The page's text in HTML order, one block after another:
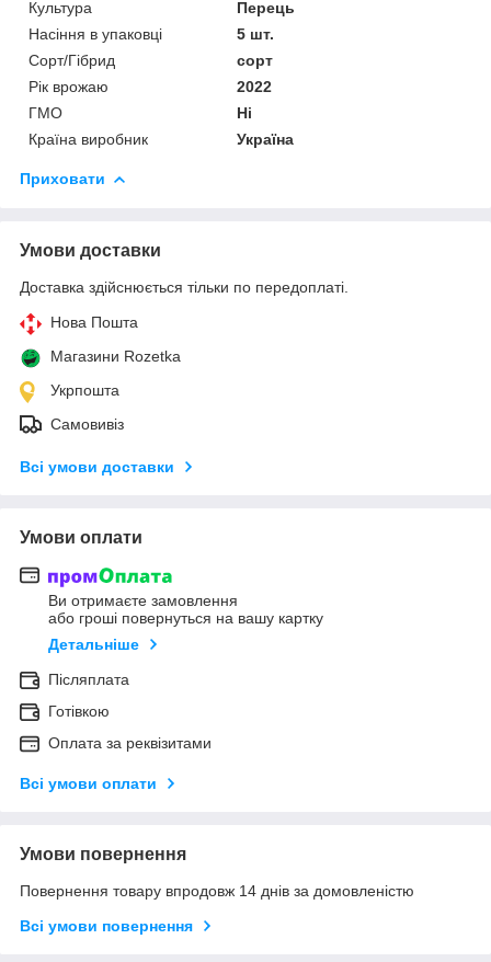
Культура
Перець
Насіння в упаковці
5 шт.
Сорт/Гібрид
сорт
Рік врожаю
2022
ГМО
Ні
Країна виробник
Україна
Приховати
Умови доставки
Доставка здійснюється тільки по передоплаті.
Нова Пошта
Магазини Rozetka
Укрпошта
Самовивіз
Всі умови доставки
Умови оплати
Ви отримаєте замовлення
або гроші повернуться на вашу картку
Детальніше
Післяплата
Готівкою
Оплата за реквізитами
Всі умови оплати
Умови повернення
Повернення товару впродовж 14 днів за домовленістю
Всі умови повернення